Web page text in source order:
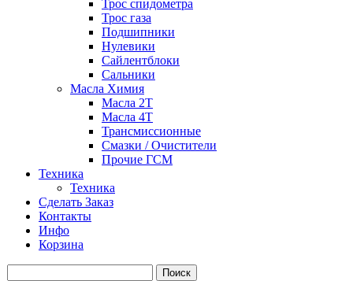
Трос спидометра
Трос газа
Подшипники
Нулевики
Сайлентблоки
Сальники
Масла Химия
Масла 2Т
Масла 4Т
Трансмиссионные
Смазки / Очистители
Прочие ГСМ
Техника
Техника
Сделать Заказ
Контакты
Инфо
Корзина